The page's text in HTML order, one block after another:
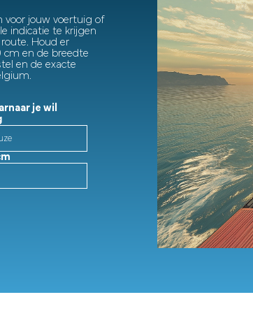
voor jouw voertuig of
indicatie te krijgen
Houd er
en de breedte
en de exacte
je wil